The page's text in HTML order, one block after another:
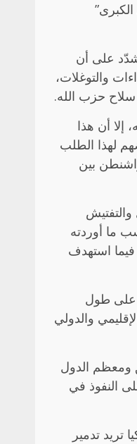
على أن
والتوغلات،
حزب الله.
أن هذا
لهذا الطلب
بين
ما أوردته
فيما استهدف
على طول
والدولي
ومعظم الدول
النفوذ في
تدمير